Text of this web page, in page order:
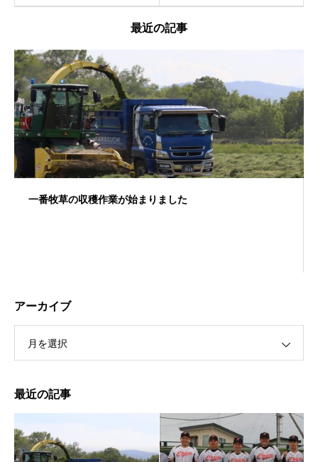
最近の記事
一番牧草の収穫作業が始まりました
３年ぶりの…JA野球大会１回戦突破！！
アーカイブ
月を選択
最近の記事